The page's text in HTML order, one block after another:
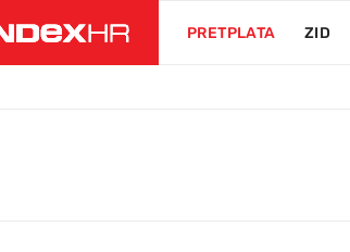
PRETPLATA ZID